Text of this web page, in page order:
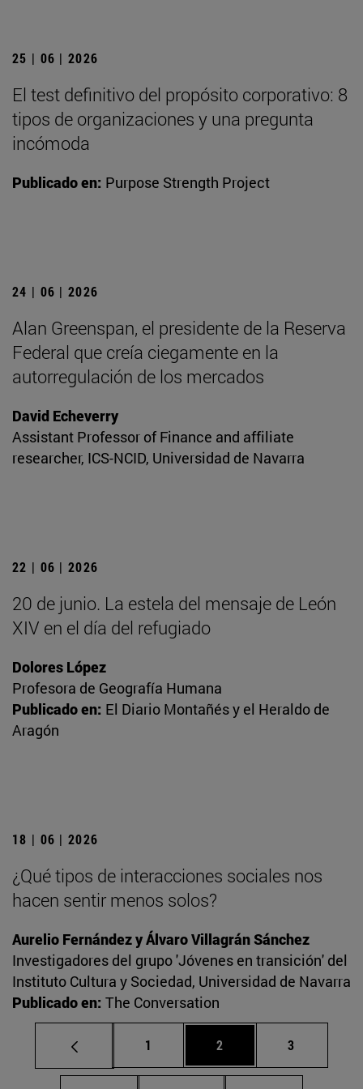
25 | 06 | 2026
El test definitivo del propósito corporativo: 8
tipos de organizaciones y una pregunta
incómoda
Publicado en: Purpose Strength Project
24 | 06 | 2026
Alan Greenspan, el presidente de la Reserva
Federal que creía ciegamente en la
autorregulación de los mercados
David Echeverry
Assistant Professor of Finance and affiliate
researcher, ICS-NCID, Universidad de Navarra
22 | 06 | 2026
20 de junio. La estela del mensaje de León
XIV en el día del refugiado
Dolores López
Profesora de Geografía Humana
Publicado en: El Diario Montañés y el Heraldo de
Aragón
18 | 06 | 2026
¿Qué tipos de interacciones sociales nos
hacen sentir menos solos?
Aurelio Fernández y Álvaro Villagrán Sánchez
Investigadores del grupo 'Jóvenes en transición' del
Instituto Cultura y Sociedad, Universidad de Navarra
Publicado en: The Conversation
Página
1 Página
2 Página
3